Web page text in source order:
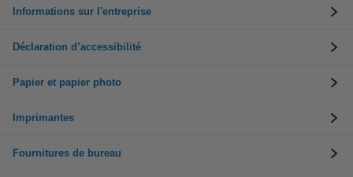
Informations sur l'entreprise
Déclaration d’accessibilité
Papier et papier photo
Imprimantes
Fournitures de bureau